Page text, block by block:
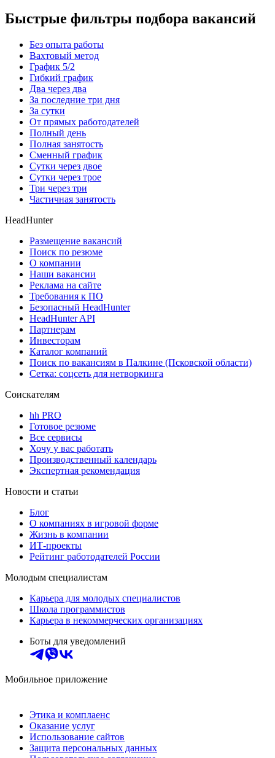
Быстрые фильтры подбора вакансий
Без опыта работы
Вахтовый метод
График 5/2
Гибкий график
Два через два
За последние три дня
За сутки
От прямых работодателей
Полный день
Полная занятость
Сменный график
Сутки через двое
Сутки через трое
Три через три
Частичная занятость
HeadHunter
Размещение вакансий
Поиск по резюме
О компании
Наши вакансии
Реклама на сайте
Требования к ПО
Безопасный HeadHunter
HeadHunter API
Партнерам
Инвесторам
Каталог компаний
Поиск по вакансиям в Палкине (Псковской области)
Сетка: соцсеть для нетворкинга
Соискателям
hh PRO
Готовое резюме
Все сервисы
Хочу у вас работать
Производственный календарь
Экспертная рекомендация
Новости и статьи
Блог
О компаниях в игровой форме
Жизнь в компании
ИТ-проекты
Рейтинг работодателей России
Молодым специалистам
Карьера для молодых специалистов
Школа программистов
Карьера в некоммерческих организациях
Боты для уведомлений
Мобильное приложение
Этика и комплаенс
Оказание услуг
Использование сайтов
Защита персональных данных